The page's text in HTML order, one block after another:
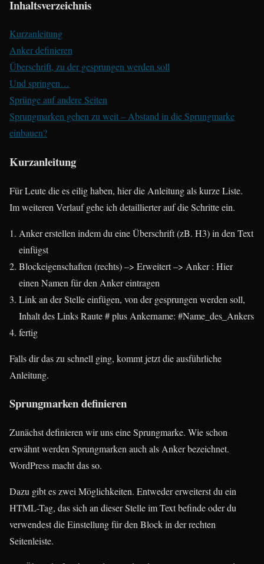
Inhaltsverzeichnis
Kurzanleitung
Anker definieren
Überschrift, zu der gesprungen werden soll
Und springen…
Sprünge auf andere Seiten
Sprungmarken gehen zu weit – Abstand in die Sprungmarke
einbauen?
Kurzanleitung
Für Leute die es eilig haben, hier die Anleitung als kurze Liste.
Im weiteren Verlauf gehe ich detaillierter auf die Schritte ein.
Anker erstellen indem du eine Überschrift (zB. H3) in den Text
einfügst
Blockeigenschaften (rechts) –> Erweitert –> Anker : Hier
einen Namen für den Anker eintragen
Link an der Stelle einfügen, von der gesprungen werden soll,
Inhalt des Links Raute # plus Ankername: #Name_des_Ankers
fertig
Falls dir das zu schnell ging, kommt jetzt die ausführliche
Anleitung.
Sprungmarken definieren
Zunächst definieren wir uns eine Sprungmarke. Wie schon
erwähnt werden Sprungmarken auch als Anker bezeichnet.
WordPress macht das so.
Dazu gibt es zwei Möglichkeiten. Entweder erweiterst du ein
HTML-Tag, das sich an dieser Stelle im Text befinde oder du
verwendest die Einstellung für den Block in der rechten
Seitenleiste.